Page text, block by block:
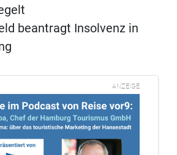
beantragt Insolvenz in
ANZEIGE